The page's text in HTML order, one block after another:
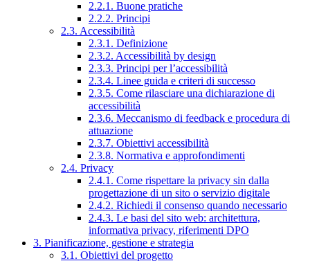
2.2.1. Buone pratiche
2.2.2. Principi
2.3. Accessibilità
2.3.1. Definizione
2.3.2. Accessibilità by design
2.3.3. Principi per l’accessibilità
2.3.4. Linee guida e criteri di successo
2.3.5. Come rilasciare una dichiarazione di
accessibilità
2.3.6. Meccanismo di feedback e procedura di
attuazione
2.3.7. Obiettivi accessibilità
2.3.8. Normativa e approfondimenti
2.4. Privacy
2.4.1. Come rispettare la privacy sin dalla
progettazione di un sito o servizio digitale
2.4.2. Richiedi il consenso quando necessario
2.4.3. Le basi del sito web: architettura,
informativa privacy, riferimenti DPO
3. Pianificazione, gestione e strategia
3.1. Obiettivi del progetto